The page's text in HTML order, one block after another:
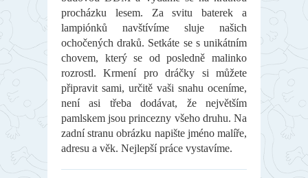
procházku lesem. Za svitu baterek a
lampiónků navštívíme sluje našich
ochočených draků. Setkáte se s unikátním
chovem, který se od posledně malinko
rozrostl. Krmení pro dráčky si můžete
připravit sami, určitě vaši snahu oceníme,
není asi třeba dodávat, že největším
pamlskem jsou princezny všeho druhu. Na
zadní stranu obrázku napište jméno malíře,
adresu a věk. Nejlepší práce vystavíme.